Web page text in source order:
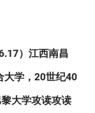
）江西南昌
大学，20世纪40
大学攻读攻读